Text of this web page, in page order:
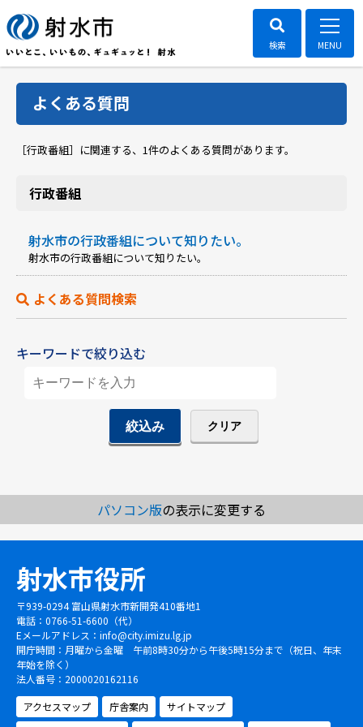
よくある質問
［行政番組］に関連する、 1件のよくある質問があります。
行政番組
射水市の行政番組について知りたい。
射水市の行政番組について知りたい。
よくある質問検索
キーワードで絞り込む
パソコン版の表示に変更する
射水市役所
〒939-0294 富山県射水市新開発410番地1
電話：0766-51-6600（代）
Eメールアドレス： info@city.imizu.lg.jp
開庁時間：月曜から金曜 午前8時30分から午後5時15分まで（祝日、年末
年始を除く）
法人番号：2000020162116
アクセスマップ
庁舎案内
サイトマップ